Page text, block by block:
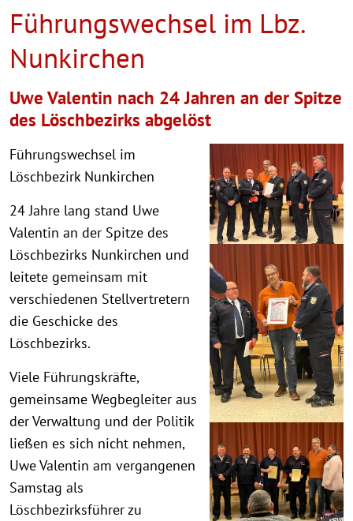
Führungswechsel im Lbz.
Nunkirchen
Uwe Valentin nach 24 Jahren an der Spitze
des Löschbezirks abgelöst
Führungswechsel im
Löschbezirk Nunkirchen
24 Jahre lang stand Uwe
Valentin an der Spitze des
Löschbezirks Nunkirchen und
leitete gemeinsam mit
verschiedenen Stellvertretern
die Geschicke des
Löschbezirks.
Viele Führungskräfte,
gemeinsame Wegbegleiter aus
der Verwaltung und der Politik
ließen es sich nicht nehmen,
Uwe Valentin am vergangenen
Samstag als
Löschbezirksführer zu